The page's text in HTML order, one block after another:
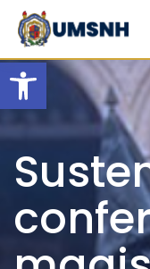
Open
Skip
content